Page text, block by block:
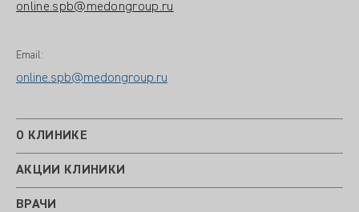
online.spb@medongroup.ru
Email:
online.spb@medongroup.ru
О КЛИНИКЕ
АКЦИИ КЛИНИКИ
ВРАЧИ